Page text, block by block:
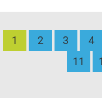
1 2 3 4
11